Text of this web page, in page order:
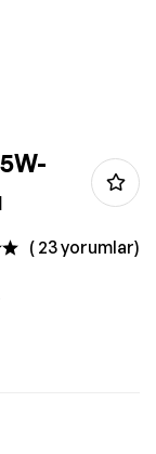
( 23 yorumlar)